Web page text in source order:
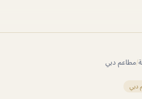
/مطاعم دبي
دبي